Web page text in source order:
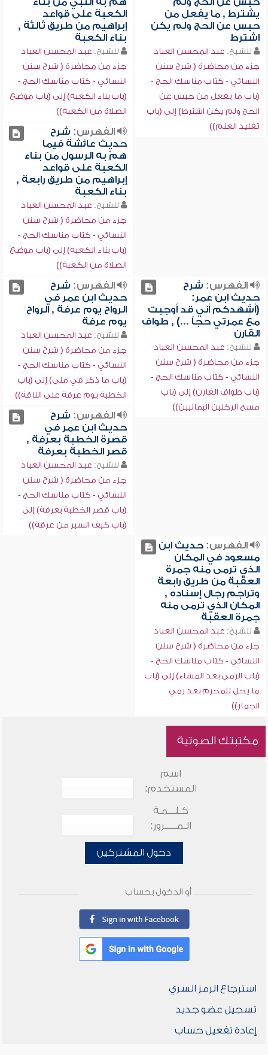
يشترط , ما يفعل من
حبس عن الحج ولم يكن
اشترط
للشيخ: عبد المحسن العباد
جزء من محاضرة ( شرح سنن
النسائي - كتاب مناسك الحج -
(باب ما يفعل من حبس عن
الحج ولم يكن اشترط) إلى (باب
تقليد الغنم))
الكعبة على قواعد
إبراهيم من طريق ثالثة ,
بناء الكعبة
للشيخ: عبد المحسن العباد
جزء من محاضرة ( شرح سنن
النسائي - كتاب مناسك الحج -
(باب بناء الكعبة) إلى (باب موضع
الصلاة من الكعبة))
الفهرس: شرح
حديث عائشة فيما
همّ به الرسول من بناء
الكعبة على قواعد
إبراهيم من طريق رابعة ,
بناء الكعبة
للشيخ: عبد المحسن العباد
جزء من محاضرة ( شرح سنن
النسائي - كتاب مناسك الحج -
(باب بناء الكعبة) إلى (باب موضع
الصلاة من الكعبة))
الفهرس: شرح
حديث ابن عمر:
(أشهدكم أني قد أوجبت
مع عمرتي حجاً ...) , طواف
القارن
للشيخ: عبد المحسن العباد
جزء من محاضرة ( شرح سنن
النسائي - كتاب مناسك الحج -
(باب طواف القارن) إلى (باب
مسح الركنين اليمانيين))
الفهرس: شرح
حديث ابن عمر في
الرواح يوم عرفة , الرواح
يوم عرفة
للشيخ: عبد المحسن العباد
جزء من محاضرة ( شرح سنن
النسائي - كتاب مناسك الحج -
(باب ما ذكر في منى) إلى (باب
الخطبة يوم عرفة على الناقة))
الفهرس: شرح
حديث ابن عمر في
قصرة الخطبة بعرفة ,
قصر الخطبة بعرفة
للشيخ: عبد المحسن العباد
جزء من محاضرة ( شرح سنن
النسائي - كتاب مناسك الحج -
(باب قصر الخطبة بعرفة) إلى
(باب كيف السير من عرفة))
الفهرس:حديث ابن
مسعود في المكان
الذي ترمى منه جمرة
العقبة من طريق رابعة
وتراجم رجال إسناده ,
المكان الذي ترمى منه
جمرة العقبة
للشيخ: عبد المحسن العباد
جزء من محاضرة ( شرح سنن
النسائي - كتاب مناسك الحج -
(باب الرمي بعد المساء) إلى (باب
ما يحل للمحرم بعد رمي
الجمار))
مكتبتك الصوتية
اسم
المستخدم:
كـلـــمـة
الـمـــــرور:
دخول المشتركين
أو الدخول بحساب
استرجاع الرمز السري
تسجيل عضو جديد
إعادة تفعيل حساب